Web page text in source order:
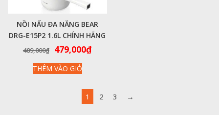
NỒI NẤU ĐA NĂNG BEAR
DRG-E15P2 1.6L CHÍNH HÃNG
VIỆT NAM (KÈM XỬNG HẤP)
489,000₫
Giá
gốc
là:
479,000₫Giá
479,000₫.
THÊM VÀO GIỎ
1 2 3 →